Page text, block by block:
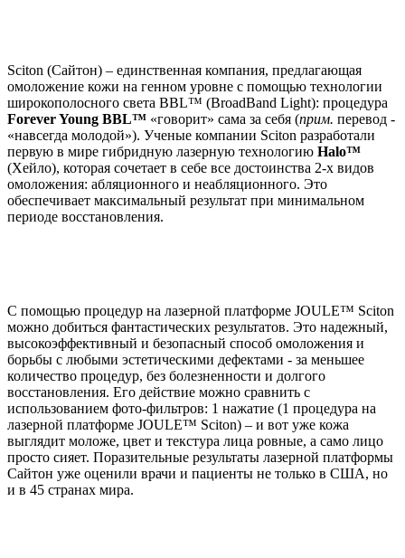
Sciton (Сайтон) – единственная компания, предлагающая
омоложение кожи на генном уровне с помощью технологии
широкополосного света BBL™ (BroadBand Light): процедура
Forever Young BBL™ «говорит» сама за себя (прим. перевод -
«навсегда молодой»). Ученые компании Sciton разработали
первую в мире гибридную лазерную технологию Halo™
(Хейло), которая сочетает в себе все достоинства 2-х видов
омоложения: абляционного и неабляционного. Это
обеспечивает максимальный результат при минимальном
периоде восстановления.
С помощью процедур на лазерной платформе JOULE™ Sciton
можно добиться фантастических результатов. Это надежный,
высокоэффективный и безопасный способ омоложения и
борьбы с любыми эстетическими дефектами - за меньшее
количество процедур, без болезненности и долгого
восстановления. Его действие можно сравнить с
использованием фото-фильтров: 1 нажатие (1 процедура на
лазерной платформе JOULE™ Sciton) – и вот уже кожа
выглядит моложе, цвет и текстура лица ровные, а само лицо
просто сияет. Поразительные результаты лазерной платформы
Сайтон уже оценили врачи и пациенты не только в США, но
и в 45 странах мира.